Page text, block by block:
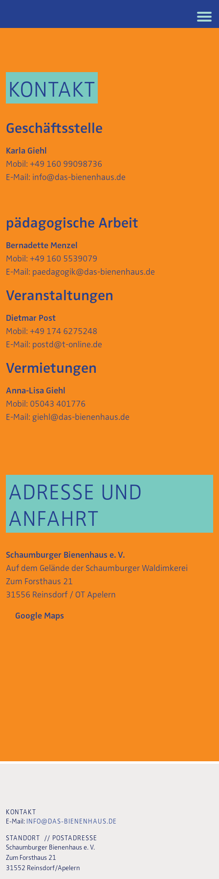
KONTAKT
Geschäftsstelle
Karla Giehl
Mobil: +49 160 99098736
E-Mail: info@das-bienenhaus.de
pädagogische Arbeit
Bernadette Menzel
Mobil: +49 160 5539079
E-Mail: paedagogik@das-bienenhaus.de
Veranstaltungen
Dietmar Post
Mobil: +49 174 6275248
E-Mail: postd@t-online.de
Vermietungen
Anna-Lisa Giehl
Mobil: 05043 401776
E-Mail: giehl@das-bienenhaus.de
ADRESSE UND
ANFAHRT
Schaumburger Bienenhaus e. V.
Auf dem Gelände der Schaumburger Waldimkerei
Zum Forsthaus 21
31556 Reinsdorf / OT Apelern
Google Maps
KONTAKT
E-Mail: INFO@DAS-BIENENHAUS.DE
STANDORT // POSTADRESSE
Schaumburger Bienenhaus e. V.
Zum Forsthaus 21
31552 Reinsdorf/Apelern